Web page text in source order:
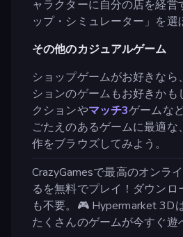
ャラクターに自分の店を経営
ップ・シミュレーター」を選
その他のカジュアルゲーム
ショップゲームがお好きなら
ションのゲームもお好きかも
クションやマッチ3ゲームな
ごたえのあるゲームに最適
作をブラウズしてみよう。
CrazyGamesで最高のオンラ
るを無料でプレイ！ダウン
も不要。🎮 Hypermarket 3D
たくさんのゲームが今すぐ遊